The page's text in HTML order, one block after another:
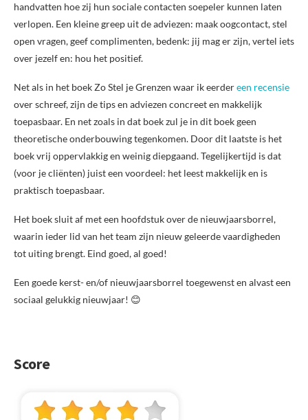
handvatten hoe zij hun sociale contacten soepeler kunnen laten
verlopen. Een kleine greep uit de adviezen: maak oogcontact, stel
open vragen, geef complimenten, bedenk: jij mag er zijn, vertel iets
over jezelf en: hou het positief.
Net als in het boek Zo Stel je Grenzen waar ik eerdereen recensie
over schreef, zijn de tips en adviezen concreet en makkelijk
toepasbaar. En net zoals in dat boek zul je in dit boek geen
theoretische onderbouwing tegenkomen. Door dit laatste is het
boek vrij oppervlakkig en weinig diepgaand. Tegelijkertijd is dat
(voor je cliënten) juist een voordeel: het leest makkelijk en is
praktisch toepasbaar.
Het boek sluit af met een hoofdstuk over de nieuwjaarsborrel,
waarin ieder lid van het team zijn nieuw geleerde vaardigheden
tot uiting brengt. Eind goed, al goed!
Een goede kerst- en/of nieuwjaarsborrel toegewenst en alvast een
sociaal gelukkig nieuwjaar! 😊
Score